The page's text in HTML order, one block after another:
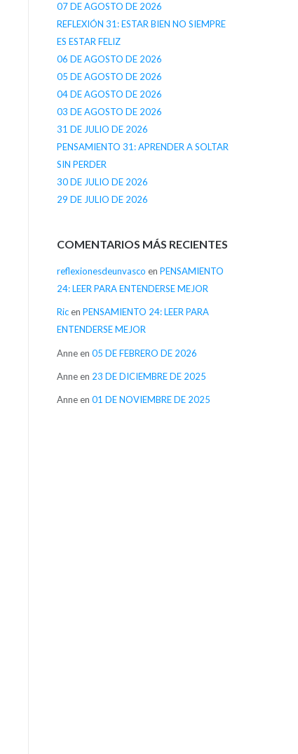
07 DE AGOSTO DE 2026
REFLEXIÓN 31: ESTAR BIEN NO SIEMPRE
ES ESTAR FELIZ
06 DE AGOSTO DE 2026
05 DE AGOSTO DE 2026
04 DE AGOSTO DE 2026
03 DE AGOSTO DE 2026
31 DE JULIO DE 2026
PENSAMIENTO 31: APRENDER A SOLTAR
SIN PERDER
30 DE JULIO DE 2026
29 DE JULIO DE 2026
COMENTARIOS MÁS RECIENTES
reflexionesdeunvasco en PENSAMIENTO
24: LEER PARA ENTENDERSE MEJOR
Ricen PENSAMIENTO 24: LEER PARA
ENTENDERSE MEJOR
Anneen 05 DE FEBRERO DE 2026
Anneen 23 DE DICIEMBRE DE 2025
Anneen 01 DE NOVIEMBRE DE 2025